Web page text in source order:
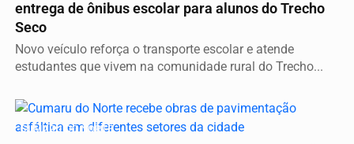
entrega de ônibus escolar para alunos do Trecho
Seco
Novo veículo reforça o transporte escolar e atende
estudantes que vivem na comunidade rural do Trecho...
CUMARU DO NORTE